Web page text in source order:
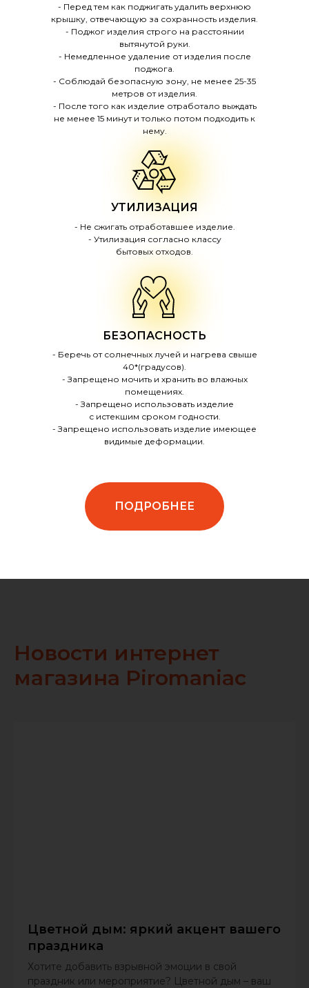
УТИЛИЗАЦИЯ
БЕЗОПАСНОСТЬ
- Не сжигать отработавшее изделие.
- Утилизация согласно классу
бытовых отходов.
- Беречь от солнечных лучей и нагрева свыше
40*(градусов).
- Запрещено мочить и хранить во влажных
помещениях.
- Запрещено использовать изделие
с истекшим сроком годности.
- Запрещено использовать изделие имеющее
видимые деформации.
- Перед тем как поджигать удалить верхнюю
крышку, отвечающую за сохранность изделия.
- Поджог изделия строго на расстоянии
вытянутой руки.
- Немедленное удаление от изделия после
поджога.
- Соблюдай безопасную зону, не менее 25-35
метров от изделия.
- После того как изделие отработало выждать
не менее 15 минут и только потом подходить к
нему.
ПОДРОБНЕЕ
Новости интернет
магазина Piromaniac
Цветной дым: яркий акцент вашего
праздника
Хотите добавить взрывной эмоции в свой
праздник или мероприятие? Цветной дым – ваш